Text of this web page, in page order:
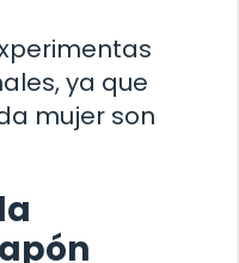
ya que
mujer son